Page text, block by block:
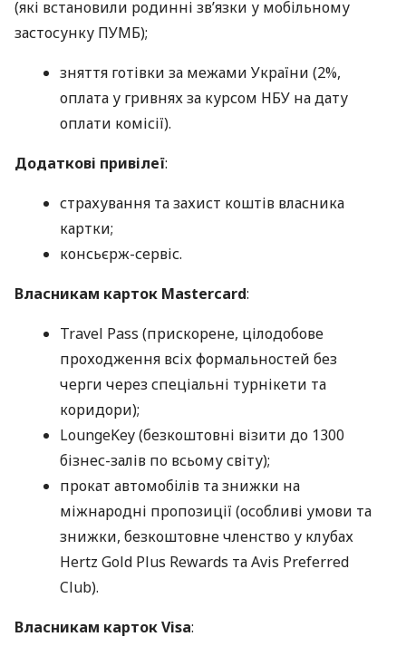
(які встановили родинні зв’язки у мобільному
застосунку ПУМБ);
зняття готівки за межами України (2%,
оплата у гривнях за курсом НБУ на дату
оплати комісії).
Додаткові привілеї:
страхування та захист коштів власника
картки;
консьєрж-сервіс.
Власникам карток Mastercard:
Travel Pass (прискорене, цілодобове
проходження всіх формальностей без
черги через спеціальні турнікети та
коридори);
LoungeKey (безкоштовні візити до 1300
бізнес-залів по всьому світу);
прокат автомобілів та знижки на
міжнародні пропозиції (особливі умови та
знижки, безкоштовне членство у клубах
Hertz Gold Plus Rewards та Avis Preferred
Club).
Власникам карток Visa: